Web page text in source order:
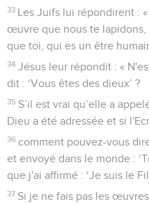
33 Les Juifs lui répondirent :
œuvre que nous te lapidons,
que toi, qui es un être
34 Jésus leur répondit : «
dit : ‘Vous êtes des dieux’ ?
35 S’il est vrai qu’elle a
Dieu a été adressée et si
36 comment pouvez-vous
et envoyé dans le monde :
que j'ai affirmé : ‘Je suis le
37 Si je ne fais pas les